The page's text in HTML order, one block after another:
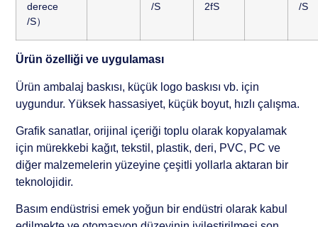
derece
/S）
/S
2fS
/S
Ürün özelliği ve uygulaması
Ürün ambalaj baskısı, küçük logo baskısı vb. için
uygundur. Yüksek hassasiyet, küçük boyut, hızlı çalışma.
Grafik sanatlar, orijinal içeriği toplu olarak kopyalamak
için mürekkebi kağıt, tekstil, plastik, deri, PVC, PC ve
diğer malzemelerin yüzeyine çeşitli yollarla aktaran bir
teknolojidir.
Basım endüstrisi emek yoğun bir endüstri olarak kabul